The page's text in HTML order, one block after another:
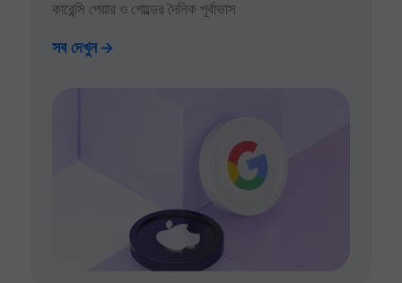
কারেন্সি পেয়ার ও গোল্ডের দৈনিক পূর্বাভাস
সব দেখুন